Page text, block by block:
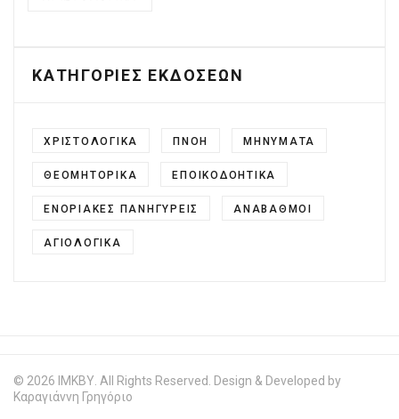
ΚΑΤΗΓΟΡΙΕΣ ΕΚΔΟΣΕΩΝ
ΧΡΙΣΤΟΛΟΓΙΚΑ ΠΝΟΗ ΜΗΝΥΜΑΤΑ
ΘΕΟΜΗΤΟΡΙΚΑ ΕΠΟΙΚΟΔΟΗΤΙΚΑ
ΕΝΟΡΙΑΚΕΣ ΠΑΝΗΓΥΡΕΙΣ ΑΝΑΒΑΘΜΟΙ
ΑΓΙΟΛΟΓΙΚΑ
© 2026 ΙΜΚΒΥ. All Rights Reserved. Design & Developed by
Καραγιάννη Γρηγόριο